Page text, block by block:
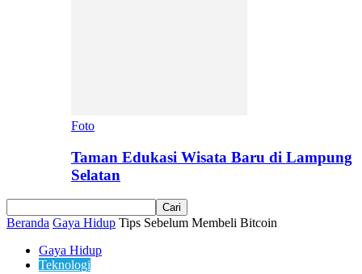
Foto
Taman Edukasi Wisata Baru di Lampung
Selatan
Beranda Gaya Hidup Tips Sebelum Membeli Bitcoin
Gaya Hidup
Teknologi